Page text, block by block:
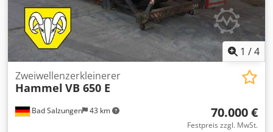
1 /4
Bad Salzungen 43 km
Zweiwellenzerkleinerer
Hammel VB 650 E
70.000 €
Festpreis zzgl. MwSt.